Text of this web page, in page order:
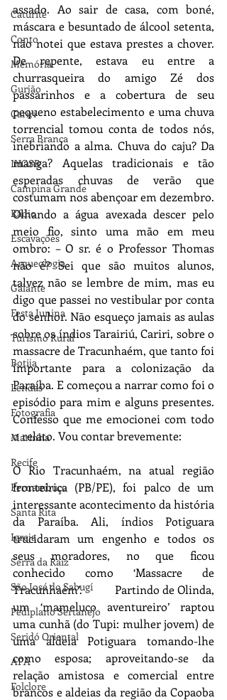
Caturité
Conto
Memória
Gurjão
Cariri
Serra Branca
IHGSB
Campina Grande
Rádio
Escavações
Arqueologia
Galante
Festa Junina
Turismo Rural
Botija
Lendas
Fotografia
Marinha
Recife
Pernambuco
Santa Rita
Igreja
Serra da Raiz
São José do Sabugí
Pediplano Sertanejo
Seridó Oriental
APA
Folclore
assado. Ao sair de casa, com boné,
máscara e besuntado de álcool setenta,
não notei que estava prestes a chover.
De repente, estava eu entre a
churrasqueira do amigo Zé dos
passarinhos e a cobertura de seu
pequeno estabelecimento e uma chuva
torrencial tomou conta de todos nós,
inebriando a alma. Chuva do caju? Da
manga? Aquelas tradicionais e tão
esperadas chuvas de verão que
costumam nos abençoar em dezembro.
Olhando a água avexada descer pelo
meio fio, sinto uma mão em meu
ombro: ­­– O sr. é o Professor Thomas
não é? Sei que são muitos alunos,
talvez não se lembre de mim, mas eu
digo que passei no vestibular por conta
do senhor. Não esqueço jamais as aulas
sobre os índios Tarairiú, Cariri, sobre o
massacre de Tracunhaém, que tanto foi
importante para a colonização da
Paraíba. E começou a narrar como foi o
episódio para mim e alguns presentes.
Confesso que me emocionei com todo
o relato. Vou contar brevemente:
O Rio Tracunhaém, na atual região
fronteiriça (PB/PE), foi palco de um
interessante acontecimento da história
da Paraíba. Ali, índios Potiguara
trucidaram um engenho e todos os
seus moradores, no que ficou
conhecido como ‘Massacre de
Tracunhaém’.           Partindo de Olinda,
um ‘mameluco aventureiro’ raptou
uma cunhã (do Tupi: mulher jovem) de
uma aldeia Potiguara tomando-lhe
como esposa; aproveitando-se da
relação amistosa e comercial entre
brancos e aldeias da região da Copaoba